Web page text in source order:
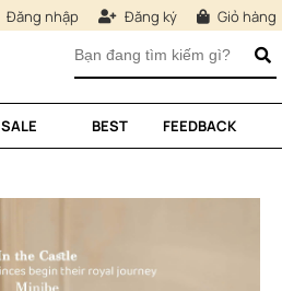
Đăng nhập Đăng ký Giỏ hàng
SALE BEST FEEDBACK